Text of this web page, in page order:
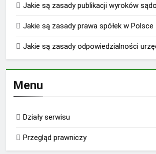
Jakie są zasady publikacji wyroków
Jakie są zasady prawa spółek w Polsce
Jakie są zasady odpowiedzialności
Menu
Działy serwisu
Przegląd prawniczy